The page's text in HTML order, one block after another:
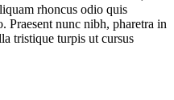
rhoncus odio quis
Praesent nunc nibh, pharetra in
tristique turpis ut cursus